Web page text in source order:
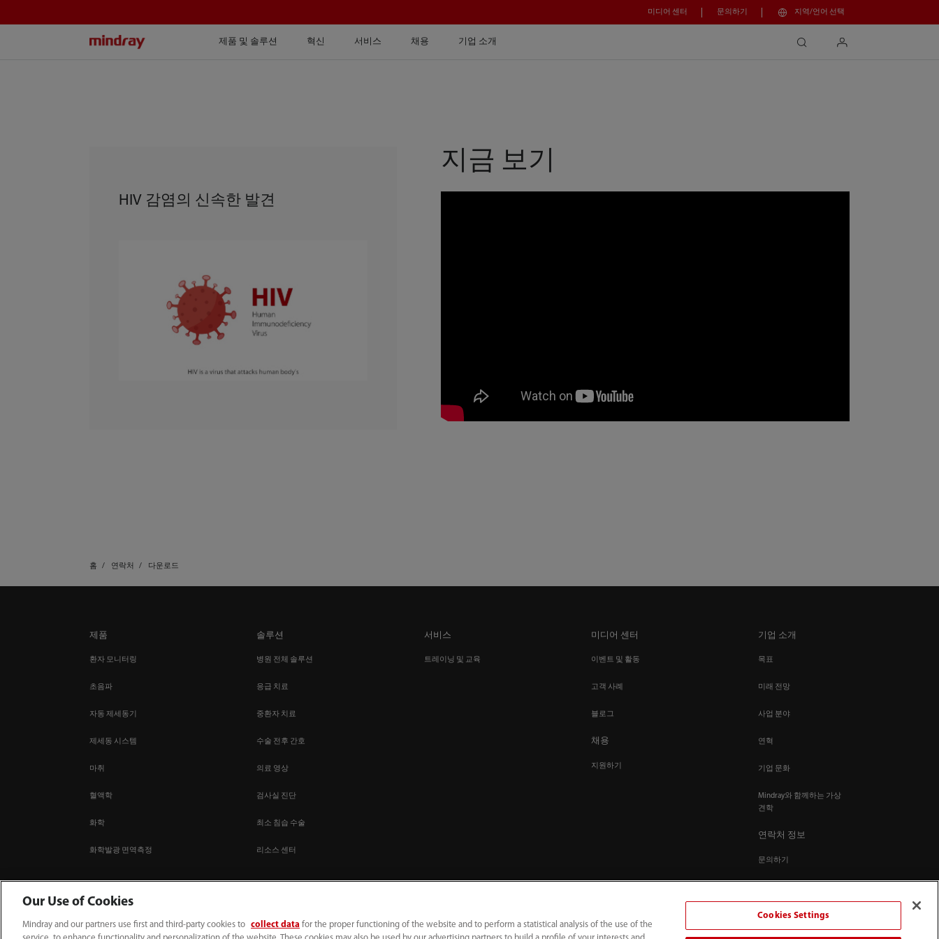
제품 및 솔루션 혁신 서비스 채용 기업 소개
미디어 센터 문의하기 지역/언어 선택
HIV 감염의 신속한 발견
지금 보기
홈 연락처 다운로드
제품
환자 모니터링
초음파
자동 제세동기
제세동 시스템
마취
혈액학
화학
화학발광 면역측정
솔루션
병원 전체 솔루션
응급 치료
중환자 치료
수술 전후 간호
의료 영상
검사실 진단
최소 침습 수술
리소스 센터
서비스
트레이닝 및 교육
미디어 센터
이벤트 및 활동
고객 사례
블로그
채용
지원하기
기업 소개
목표
미래 전망
사업 분야
연혁
기업 문화
Mindray와 함께하는 가상
견학
연락처 정보
문의하기
Our Use of Cookies
Mindray and our partners use first and third-party cookies to collect data for the proper functioning of the website and to perform a statistical analysis of the use of the
Cookies Settings